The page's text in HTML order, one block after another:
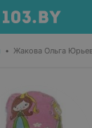
• Жакова Ольга